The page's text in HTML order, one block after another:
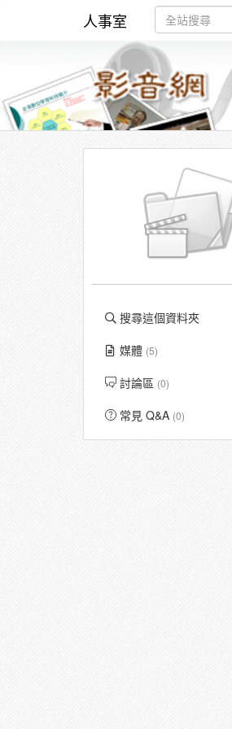
人事室
搜尋這個資料夾
媒體 (5)
討論區 (0)
常見 Q&A (0)